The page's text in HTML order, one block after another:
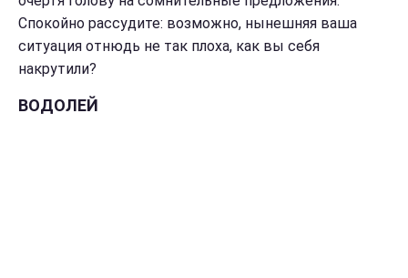
Спокойно рассудите: возможно, нынешняя ваша
ситуация отнюдь не так плоха, как вы себя
накрутили?
ВОДОЛЕЙ